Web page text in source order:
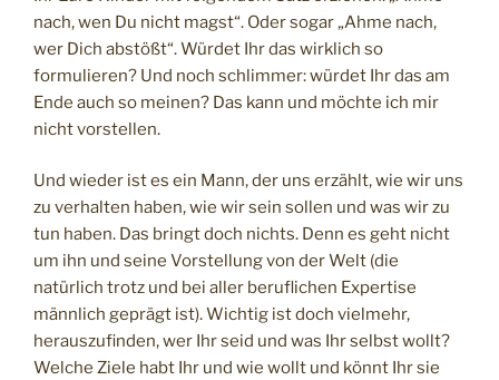
nach, wen Du nicht magst“. Oder sogar „Ahme nach,
wer Dich abstößt“. Würdet Ihr das wirklich so
formulieren? Und noch schlimmer: würdet Ihr das am
Ende auch so meinen? Das kann und möchte ich mir
nicht vorstellen.
Und wieder ist es ein Mann, der uns erzählt, wie wir uns
zu verhalten haben, wie wir sein sollen und was wir zu
tun haben. Das bringt doch nichts. Denn es geht nicht
um ihn und seine Vorstellung von der Welt (die
natürlich trotz und bei aller beruflichen Expertise
männlich geprägt ist). Wichtig ist doch vielmehr,
herauszufinden, wer Ihr seid und was Ihr selbst wollt?
Welche Ziele habt Ihr und wie wollt und könnt Ihr sie